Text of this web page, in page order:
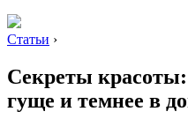
Статьи ›
Секреты красоты:
гуще и темнее в